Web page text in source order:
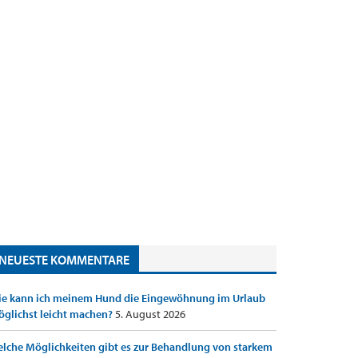
NEUESTE KOMMENTARE
kann ich meinem Hund die Eingewöhnung im Urlaub
leicht machen?5. August 2026
Möglichkeiten gibt es zur Behandlung von starkem